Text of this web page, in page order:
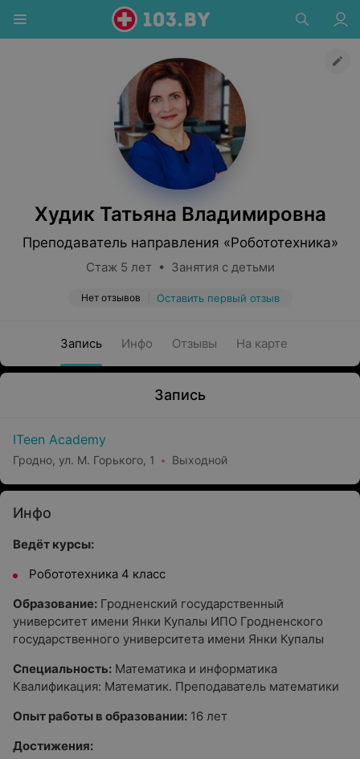
Худик Татьяна Владимировна
Преподаватель направления «Робототехника»
Стаж 5 лет • Занятия с детьми
Нет отзывов Оставить первый отзыв
Запись Инфо Отзывы На карте
Запись
ITeen Academy
Гродно, ул. М. Горького, 1 Выходной
Инфо
Ведёт курсы:
Робототехника 4 класс
Образование: Гродненский государственный
университет имени Янки Купалы ИПО Гродненского
государственного университета имени Янки Купалы
Специальность: Математика и информатика
Квалификация: Математик. Преподаватель математики
Опыт работы в образовании: 16 лет
Достижения: